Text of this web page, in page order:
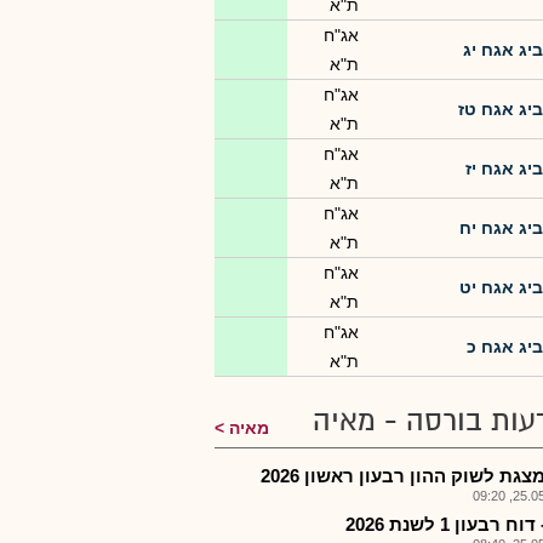
ת"א
ביג אגח יג
אג"ח
ת"א
ביג אגח טז
אג"ח
ת"א
ביג אגח יז
אג"ח
ת"א
ביג אגח יח
אג"ח
ת"א
ביג אגח יט
אג"ח
ת"א
ביג אגח כ
אג"ח
ת"א
בורסה - מאיה מאיה
לשוק ההון רבעון ראשון 2026
רבעון 1 לשנת 2026